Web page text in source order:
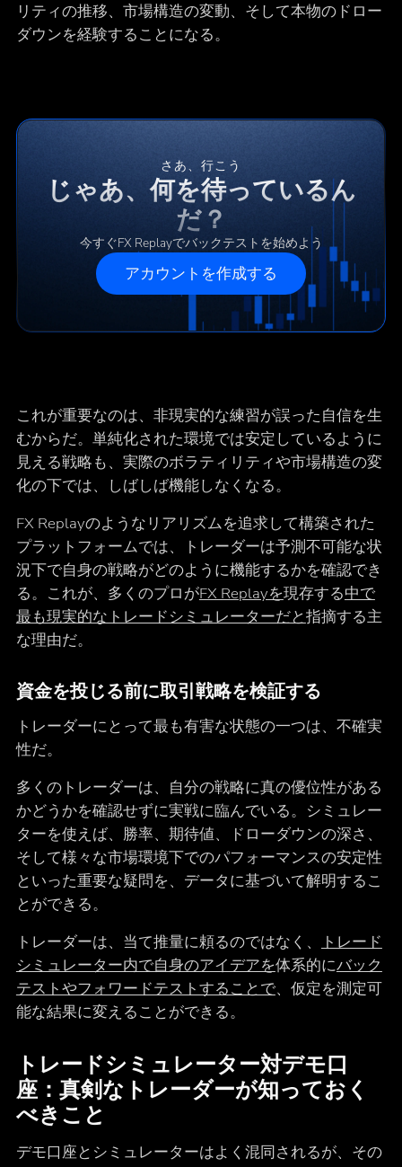
リティの推移、市場構造の変動、そして本物のドロー
ダウンを経験することになる。
さあ、行こう
じゃあ、何を待っているん
だ？
今すぐFX Replayでバックテストを始めよう
アカウントを作成する
これが重要なのは、非現実的な練習が誤った自信を生
むからだ。単純化された環境では安定しているように
見える戦略も、実際のボラティリティや市場構造の変
化の下では、しばしば機能しなくなる。
FX Replayのようなリアリズムを追求して構築された
プラットフォームでは、トレーダーは予測不可能な状
況下で自身の戦略がどのように機能するかを確認でき
る。これが、多くのプロがFX Replayを現存する中で
最も現実的なトレードシミュレーターだと指摘する主
な理由だ。
資金を投じる前に取引戦略を検証する
トレーダーにとって最も有害な状態の一つは、不確実
性だ。
多くのトレーダーは、自分の戦略に真の優位性がある
かどうかを確認せずに実戦に臨んでいる。シミュレー
ターを使えば、勝率、期待値、ドローダウンの深さ、
そして様々な市場環境下でのパフォーマンスの安定性
といった重要な疑問を、データに基づいて解明するこ
とができる。
トレーダーは、当て推量に頼るのではなく、
トレード
シミュレーター内で自身のアイデアを体系的にバック
テストやフォワードテストすることで、仮定を測定可
能な結果に変えることができる。
トレードシミュレーター対デモ口
座：真剣なトレーダーが知っておく
べきこと
デモ口座とシミュレーターはよく混同されるが、その